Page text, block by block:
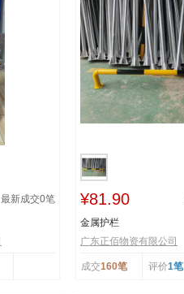
最新成交0笔 ¥81.90
金属护栏
广东正佰物资有限公司
成交160笔 评价1笔